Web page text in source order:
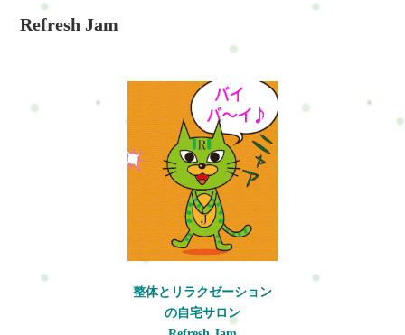
因・巻き肩や猫背 ・小胸筋や斜角筋の緊張 ・長時間の同一姿勢
対策・姿勢改善 ・...
Refresh Jam
整体とリラクゼーション
の自宅サロン